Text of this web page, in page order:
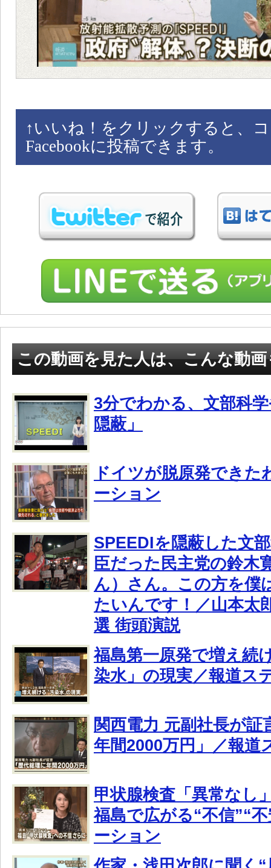
↑ いいね！をクリックすると、
Facebookに投稿できます。
この動画を見た人は、こんな動
3分でわかる、文部科
隠蔽」
ドイツが脱原発できた
ーション
SPEEDIを隠蔽した文
臣だった民主党の鈴木
ん）さん。この方を僕
たいんです！／山本太
選 街頭演説
福島第一原発で増え続
染水」の現実／報道ス
関西電力 元副社長が証
年間2000万円」／報道
甲状腺検査「異常なし
福島で広がる“不信”“
ーション